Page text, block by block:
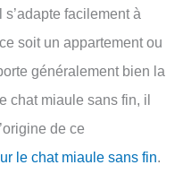
facilement à
soit un appartement ou
généralement bien la
chat miaule sans fin, il
de ce
le chat miaule sans fin.